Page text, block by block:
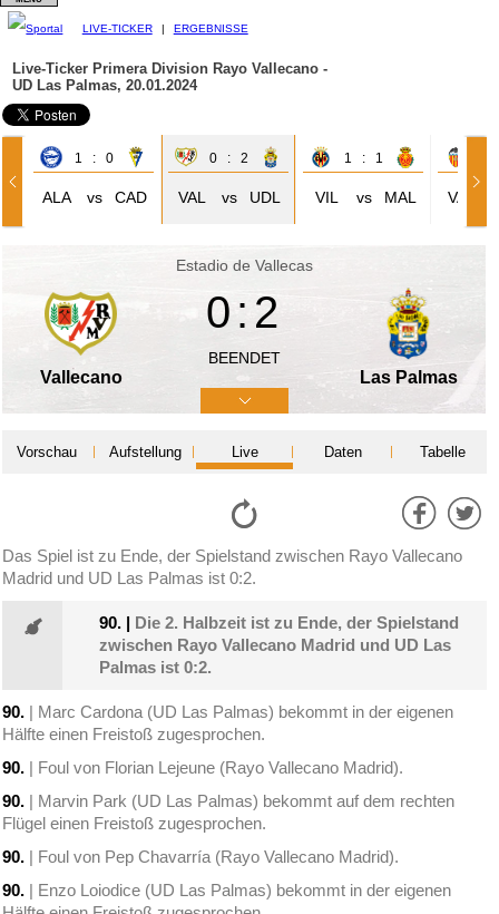
LIVE-TICKER | ERGEBNISSE
Live-Ticker Primera Division Rayo Vallecano -
UD Las Palmas, 20.01.2024
1 : 0
ALA vs CAD
0 : 2
VAL vs UDL
1 : 1
VIL vs MAL VAL
Estadio de Vallecas
Vallecano
0:2
BEENDET
Las Palmas
Vorschau Aufstellung Live Daten Tabelle
Das Spiel ist zu Ende, der Spielstand zwischen Rayo Vallecano
Madrid und UD Las Palmas ist 0:2.
90. | Die 2. Halbzeit ist zu Ende, der Spielstand
zwischen Rayo Vallecano Madrid und UD Las
Palmas ist 0:2.
90. | Marc Cardona (UD Las Palmas) bekommt in der eigenen
Hälfte einen Freistoß zugesprochen.
90. | Foul von Florian Lejeune (Rayo Vallecano Madrid).
90. | Marvin Park (UD Las Palmas) bekommt auf dem rechten
Flügel einen Freistoß zugesprochen.
90. | Foul von Pep Chavarría (Rayo Vallecano Madrid).
90. | Enzo Loiodice (UD Las Palmas) bekommt in der eigenen